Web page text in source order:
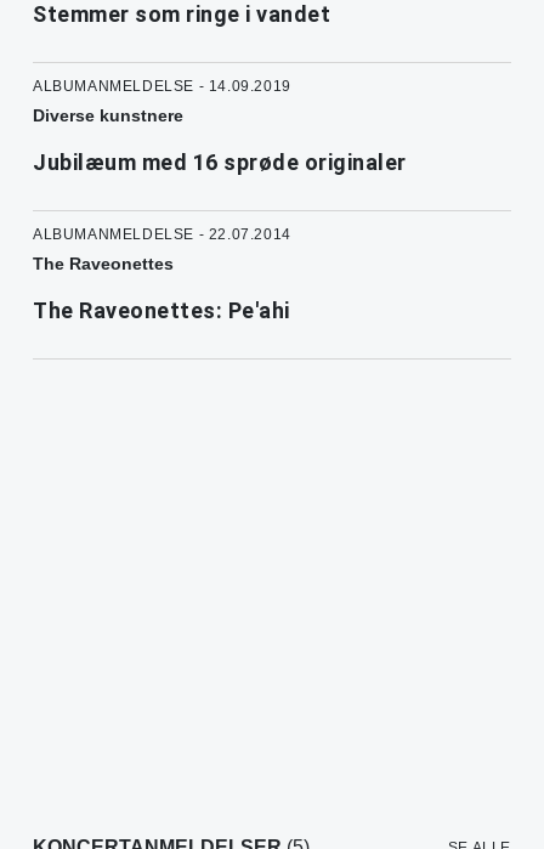
Stemmer som ringe i vandet
ALBUMANMELDELSE - 14.09.2019
Diverse kunstnere
Jubilæum med 16 sprøde originaler
ALBUMANMELDELSE - 22.07.2014
The Raveonettes
The Raveonettes: Pe'ahi